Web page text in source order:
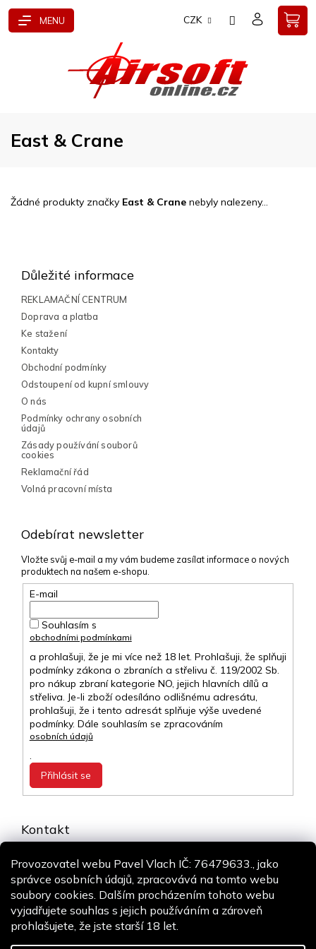
Provozovatel webu Pavel Vlach IČ: 76479633., jako
správce osobních údajů, zpracovává na tomto webu
soubory cookies. Dalším procházením tohoto webu
vyjadřujete souhlas s jejich používáním a zároveň
prohlašujete, že jste starší 18 let.
Přejít
CZK
East & Crane
Žádné produkty značky East & Crane nebyly nalezeny...
Odebírat newsletter
Vložte svůj e-mail a my vám budeme zasílat informace o nových
produktech na našem e-shopu.
E-mail
Souhlasím s
obchodními podmínkami
a prohlašuji, že je mi více než 18 let. Prohlašuji, že splňuji
podmínky zákona o zbraních a střelivu č. 119/2002 Sb.
pro nákup zbraní kategorie NO, jejich hlavních dílů a
střeliva. Je-li zboží odesíláno odlišnému adresátu,
prohlašuji, že i tento adresát splňuje výše uvedené
podmínky. Dále souhlasím se zpracováním
osobních údajů
.
Přihlásit se
Kontakt
+420 775 106 530
Staň se fanouškem
Důležité informace
REKLAMAČNÍ CENTRUM
Doprava a platba
Ke stažení
Kontakty
Obchodní podmínky
Odstoupení od kupní smlouvy
O nás
Podmínky ochrany osobních
údajů
Zásady používání souborů
cookies
Reklamační řád
Volná pracovní místa